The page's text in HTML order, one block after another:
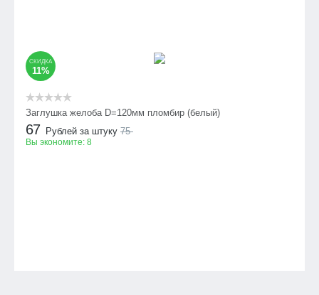
СКИДКА
11%
Заглушка желоба D=120мм пломбир (белый)
67 Рублей за штуку 75
Вы экономите: 8